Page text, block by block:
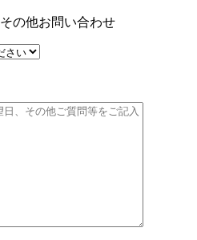
その他お問い合わせ